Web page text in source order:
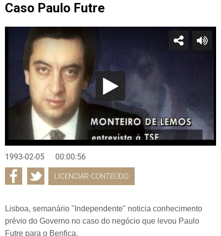
Caso Paulo Futre
1993-02-05 00:00:56
LICENCIAR CONTEÚDO
Lisboa, semanário "Independente" noticia conhecimento
prévio do Governo no caso do negócio que levou Paulo
Futre para o Benfica.